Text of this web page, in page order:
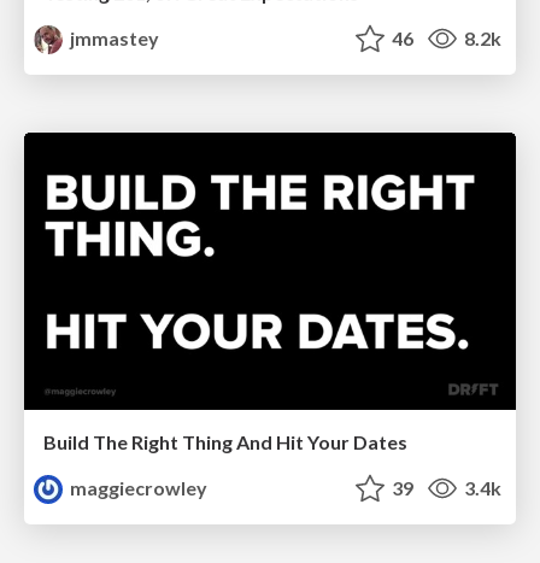
jmmastey
46 8.2k
Build The Right Thing And Hit Your Dates
maggiecrowley
39 3.4k